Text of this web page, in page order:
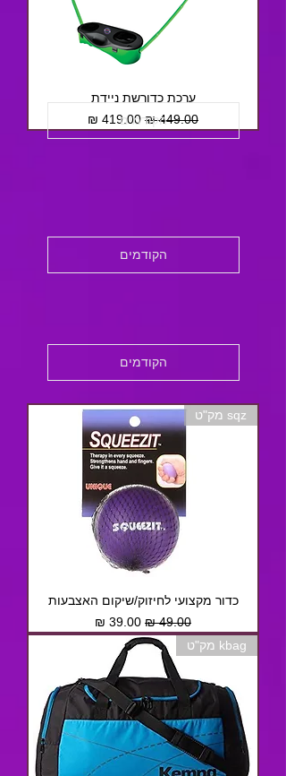
ערכת כדורשת ניידת
מחיר רגיל מחיר מבצעהקודמים
הקודמים
הקודמים
sqz מק"ט
כדור מקצועי לחיזוק/שיקום האצבעות
מחיר רגיל מחיר מבצע
kbag מק"ט